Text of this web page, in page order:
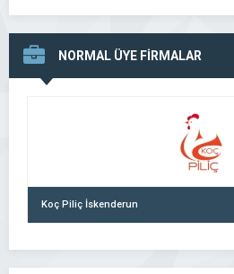
NORMAL ÜYE FİRMALAR
Koç Piliç İskenderun